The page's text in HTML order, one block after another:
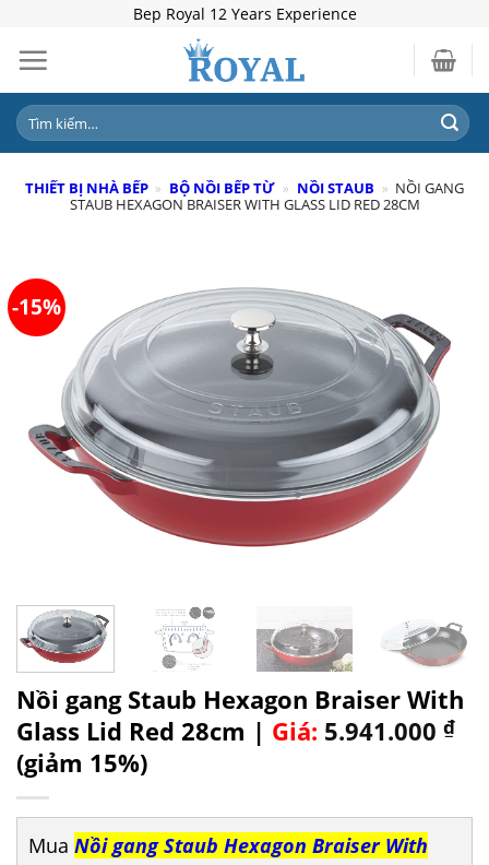
content
Bep Royal 12 Years Experience
Tìm
kiếm:
THIẾT BỊ NHÀ BẾP » BỘ NỒI BẾP TỪ » NỒI STAUB » NỒI GANG
STAUB HEXAGON BRAISER WITH GLASS LID RED 28CM
-15%
Nồi gang Staub Hexagon Braiser With
Glass Lid Red 28cm | Giá: 5.941.000 ₫
(giảm 15%)
Mua Nồi gang Staub Hexagon Braiser With